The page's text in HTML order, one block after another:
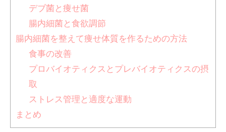
デブ菌と痩せ菌
腸内細菌と食欲調節
腸内細菌を整えて痩せ体質を作るための方法
食事の改善
プロバイオティクスとプレバイオティクスの摂
取
ストレス管理と適度な運動
まとめ